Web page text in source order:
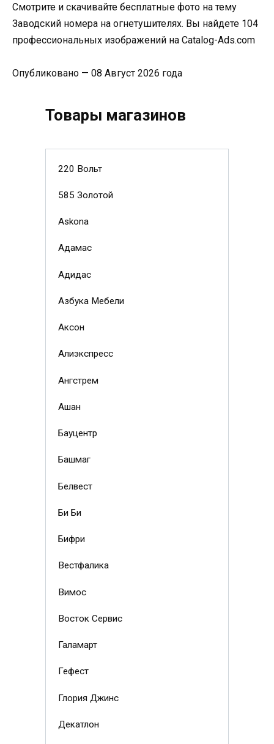
Смотрите и скачивайте бесплатные фото на тему
Заводский номера на огнетушителях. Вы найдете 104
профессиональных изображений на Catalog-Ads.com
Опубликовано — 08 Август 2026 года
Товары магазинов
220 Вольт
585 Золотой
Askona
Адамас
Адидас
Азбука Мебели
Аксон
Алиэкспресс
Ангстрем
Ашан
Бауцентр
Башмаг
Белвест
Би Би
Бифри
Вестфалика
Вимос
Восток Сервис
Галамарт
Гефест
Глория Джинс
Декатлон